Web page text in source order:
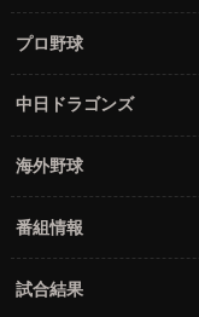
プロ野球
中日ドラゴンズ
海外野球
番組情報
試合結果